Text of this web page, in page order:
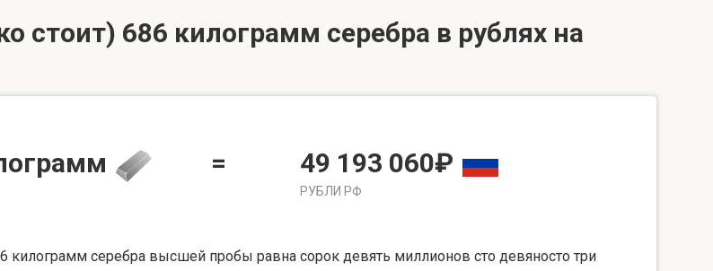
стоит) 686 килограмм серебра в рублях на
= 49 193 060₽
РУБЛИ РФ
килограмм серебра высшей пробы равна сорок девять миллионов сто девяносто три